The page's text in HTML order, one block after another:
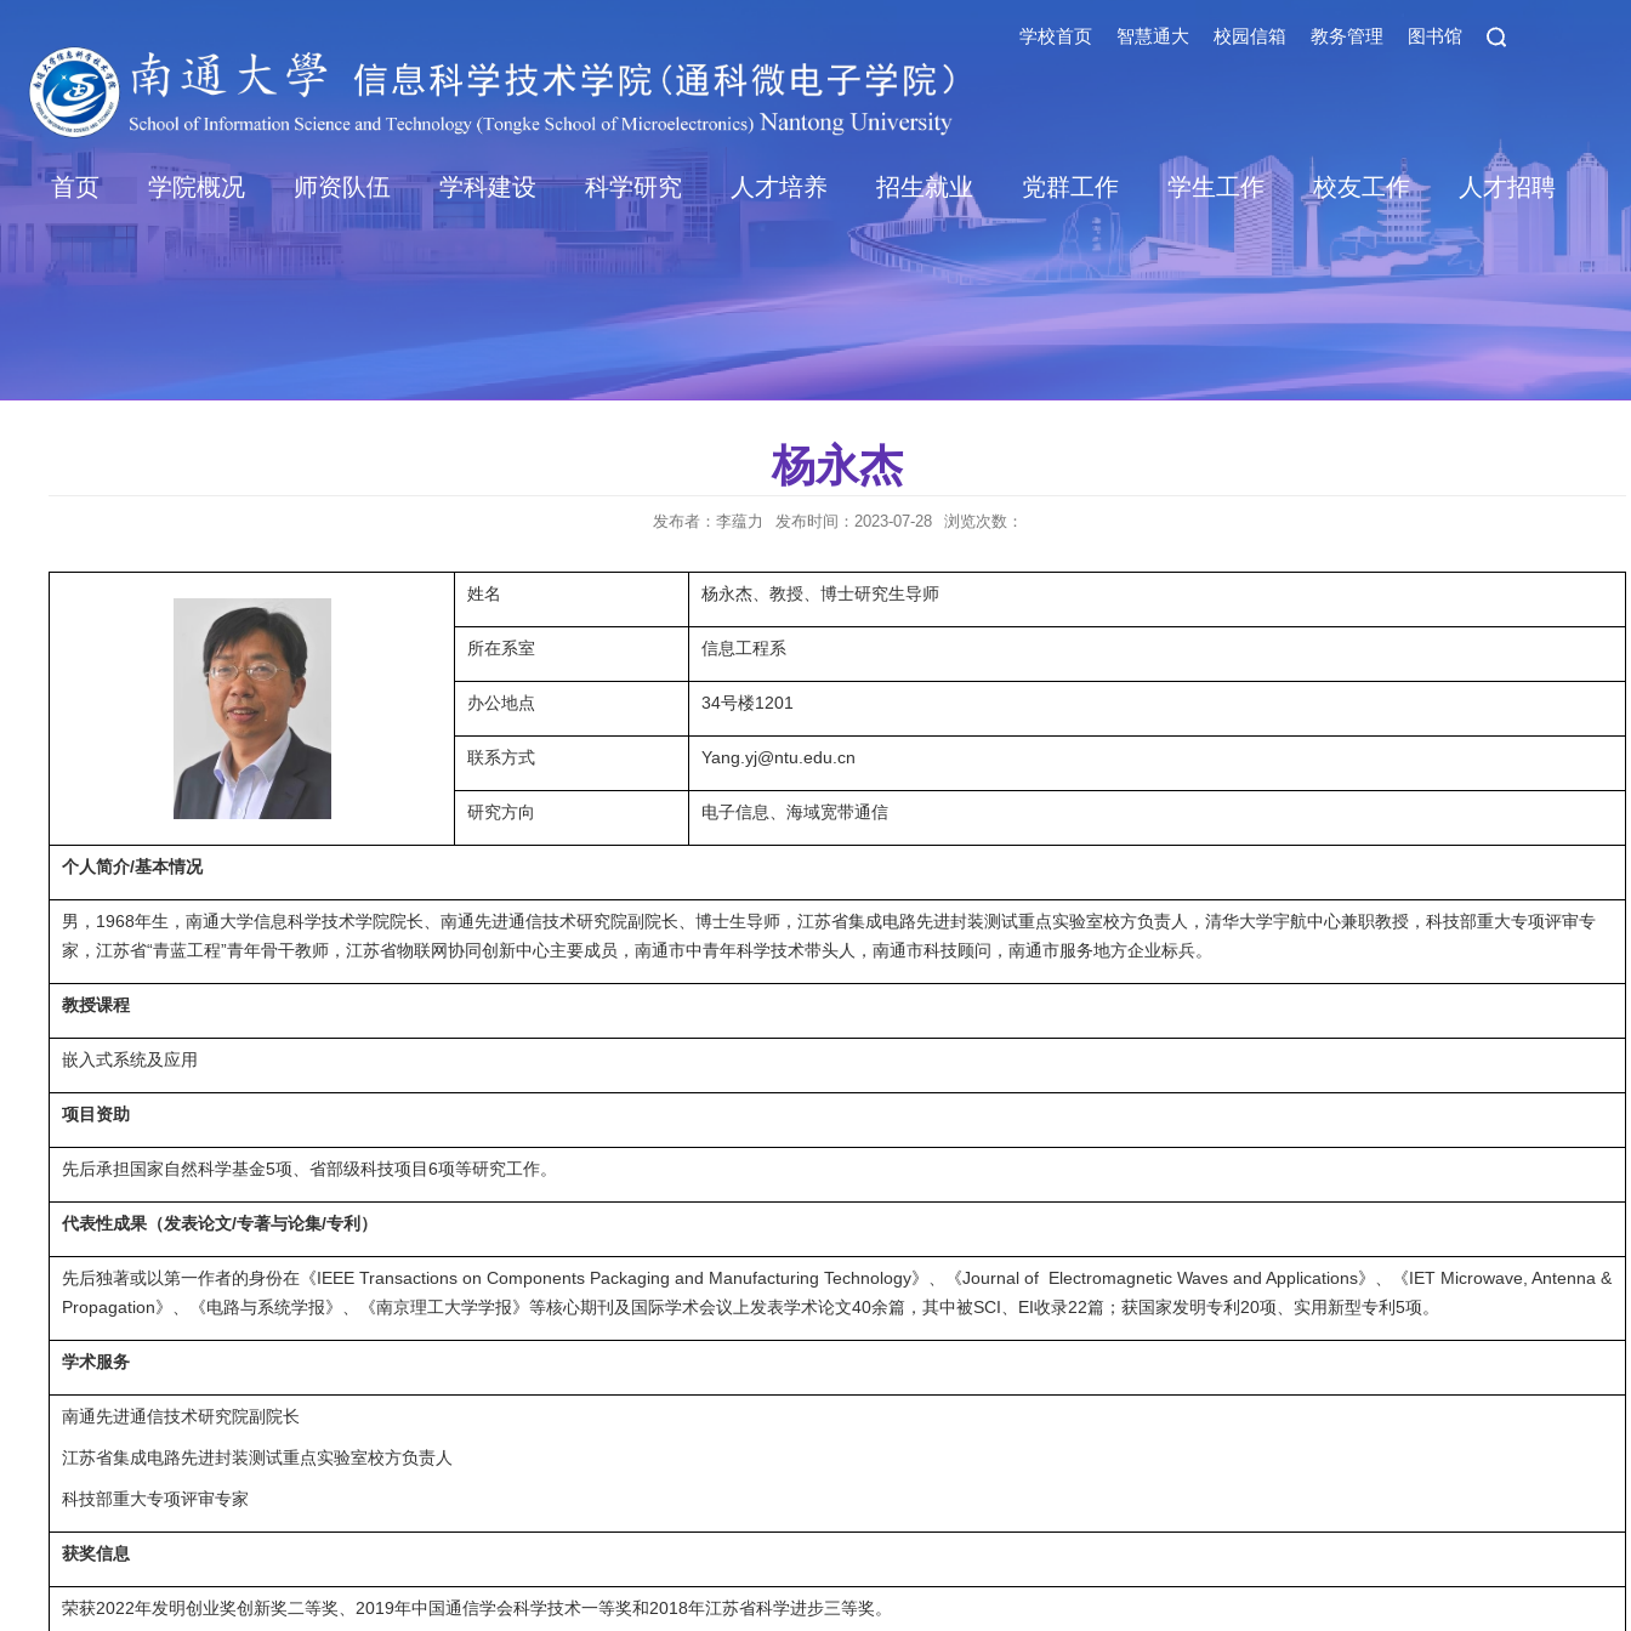
学校首页 智慧通大 校园信箱 教务管理 图书馆
首页 学院概况 师资队伍 学科建设 科学研究 人才培养 招生就业 党群工作 学生工作 校友工作 人才招聘
杨永杰
发布者：李蕴力 发布时间：2023-07-28 浏览次数：
姓名 杨永杰、教授、博士研究生导师
所在系室 信息工程系
办公地点 34号楼1201
联系方式 Yang.yj@ntu.edu.cn
研究方向 电子信息、海域宽带通信
个人简介/基本情况
男，1968年生，南通大学信息科学技术学院院长、南通先进通信技术研究院副院长、博士生导师，江苏省集成电路先进封装测试重点实验室校方负责人，清华大学宇航中心兼职教授，科技部重大专项评审专
家，江苏省“青蓝工程”青年骨干教师，江苏省物联网协同创新中心主要成员，南通市中青年科学技术带头人，南通市科技顾问，南通市服务地方企业标兵。
教授课程
嵌入式系统及应用
项目资助
先后承担国家自然科学基金5项、省部级科技项目6项等研究工作。
代表性成果（发表论文/专著与论集/专利）
先后独著或以第一作者的身份在《IEEE Transactions on Components Packaging and Manufacturing Technology》、《Journal of Electromagnetic Waves and Applications》、《IET Microwave, Antenna &
Propagation》、《电路与系统学报》、《南京理工大学学报》等核心期刊及国际学术会议上发表学术论文40余篇，其中被SCI、EI收录22篇；获国家发明专利20项、实用新型专利5项。
学术服务
南通先进通信技术研究院副院长
江苏省集成电路先进封装测试重点实验室校方负责人
科技部重大专项评审专家
获奖信息
荣获2022年发明创业奖创新奖二等奖 、2019年中国通信学会科学技术一等奖和2018年江苏省科学进步三等奖。